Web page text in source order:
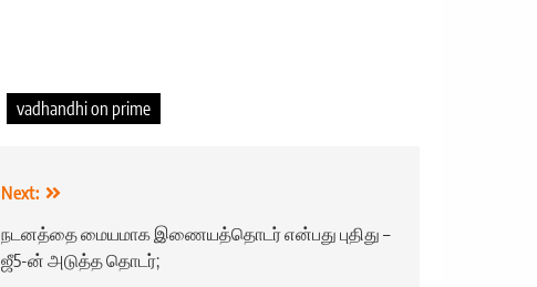
vadhandhi on prime
Next:
நடனத்தை மையமாக இணையத்தொடர் என்பது புதிது –
ஜீ5-ன் அடுத்த தொடர்;